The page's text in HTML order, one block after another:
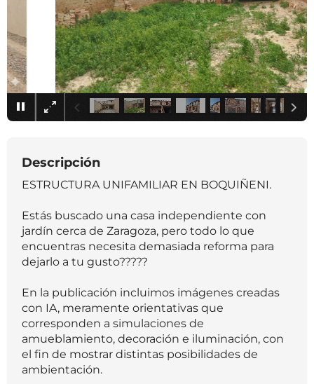
×
Descripción
ESTRUCTURA UNIFAMILIAR EN BOQUIÑENI.
Estás buscado una casa independiente con
jardín cerca de Zaragoza, pero todo lo que
encuentras necesita demasiada reforma para
dejarlo a tu gusto?????
En la publicación incluimos imágenes creadas
con IA, meramente orientativas que
corresponden a simulaciones de
amueblamiento, decoración e iluminación, con
el fin de mostrar distintas posibilidades de
ambientación.